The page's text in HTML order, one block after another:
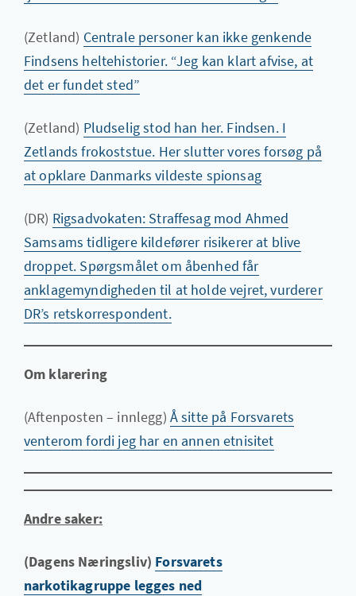
(Zetland) Centrale personer kan ikke genkende
Findsens heltehistorier. “Jeg kan klart afvise, at
det er fundet sted”
(Zetland) Pludselig stod han her. Findsen. I
Zetlands frokoststue. Her slutter vores forsøg på
at opklare Danmarks vildeste spionsag
(DR) Rigsadvokaten: Straffesag mod Ahmed
Samsams tidligere kildefører risikerer at blive
droppet. Spørgsmålet om åbenhed får
anklagemyndigheden til at holde vejret, vurderer
DR’s retskorrespondent.
Om klarering
(Aftenposten – innlegg) Å sitte på Forsvarets
venterom fordi jeg har en annen etnisitet
Andre saker:
(Dagens Næringsliv) Forsvarets
narkotikagruppe legges ned